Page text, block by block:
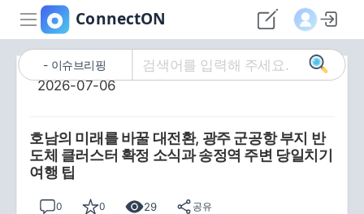
이슈브리핑
2026-07-06
호남의 미래를 바꿀 대전환, 광주 군공항 부지 반
도체 클러스터 확정 소식과 송정역 주변 당일치기
여행 팁
0 0 29 공유